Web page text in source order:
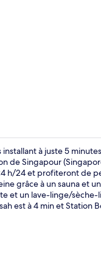
à juste 5
de Singapour
h/24 et profiteront de
grâce à un sauna et
et un lave-linge/sèche-
est à 4 min et Station